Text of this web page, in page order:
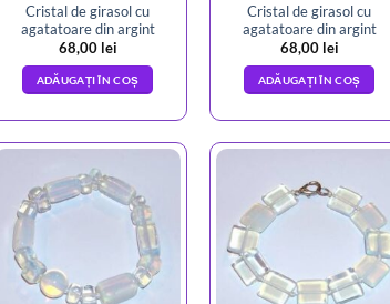
Cristal de girasol cu
agatatoare din argint
68,00 lei
ADĂUGAȚI ÎN COȘ
Cristal de girasol cu
agatatoare din argint
68,00 lei
ADĂUGAȚI ÎN COȘ